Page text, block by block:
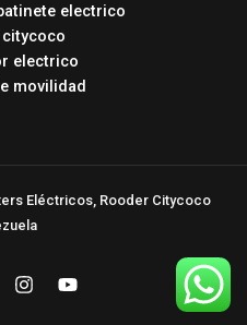
electrico
electrico
movilidad
Eléctricos, Rooder Citycoco